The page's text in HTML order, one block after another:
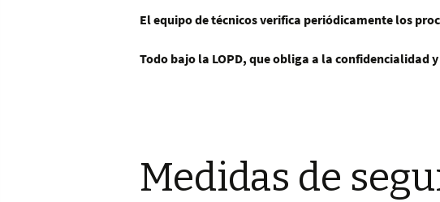
El equipo de técnicos verifica periódicamente los
Todo bajo la LOPD, que obliga a la confidencialidad
Medidas de